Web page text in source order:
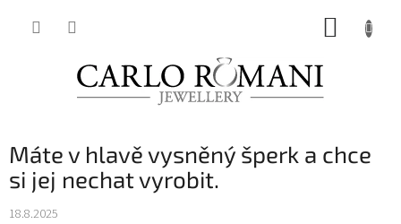
Máte v hlavě vysněný šperk a chce
si jej nechat vyrobit.
18.8.2025